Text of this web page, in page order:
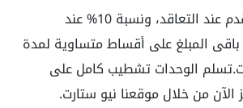
دفع نسبة 30% مقدم عند التعاقد، ونسبة 10% عند
المبلغ على أقساط متساوية لمدة
10 سنوات.تسلم الوحدات تشطيب كامل على
من خلال موقعنا نيو ستارت.